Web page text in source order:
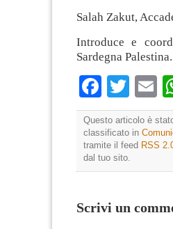
Salah Zakut,
Introduce e
Sardegna Palestina.
Questo articolo è
classificato in
tramite il feed RSS
dal tuo sito.
Scrivi un